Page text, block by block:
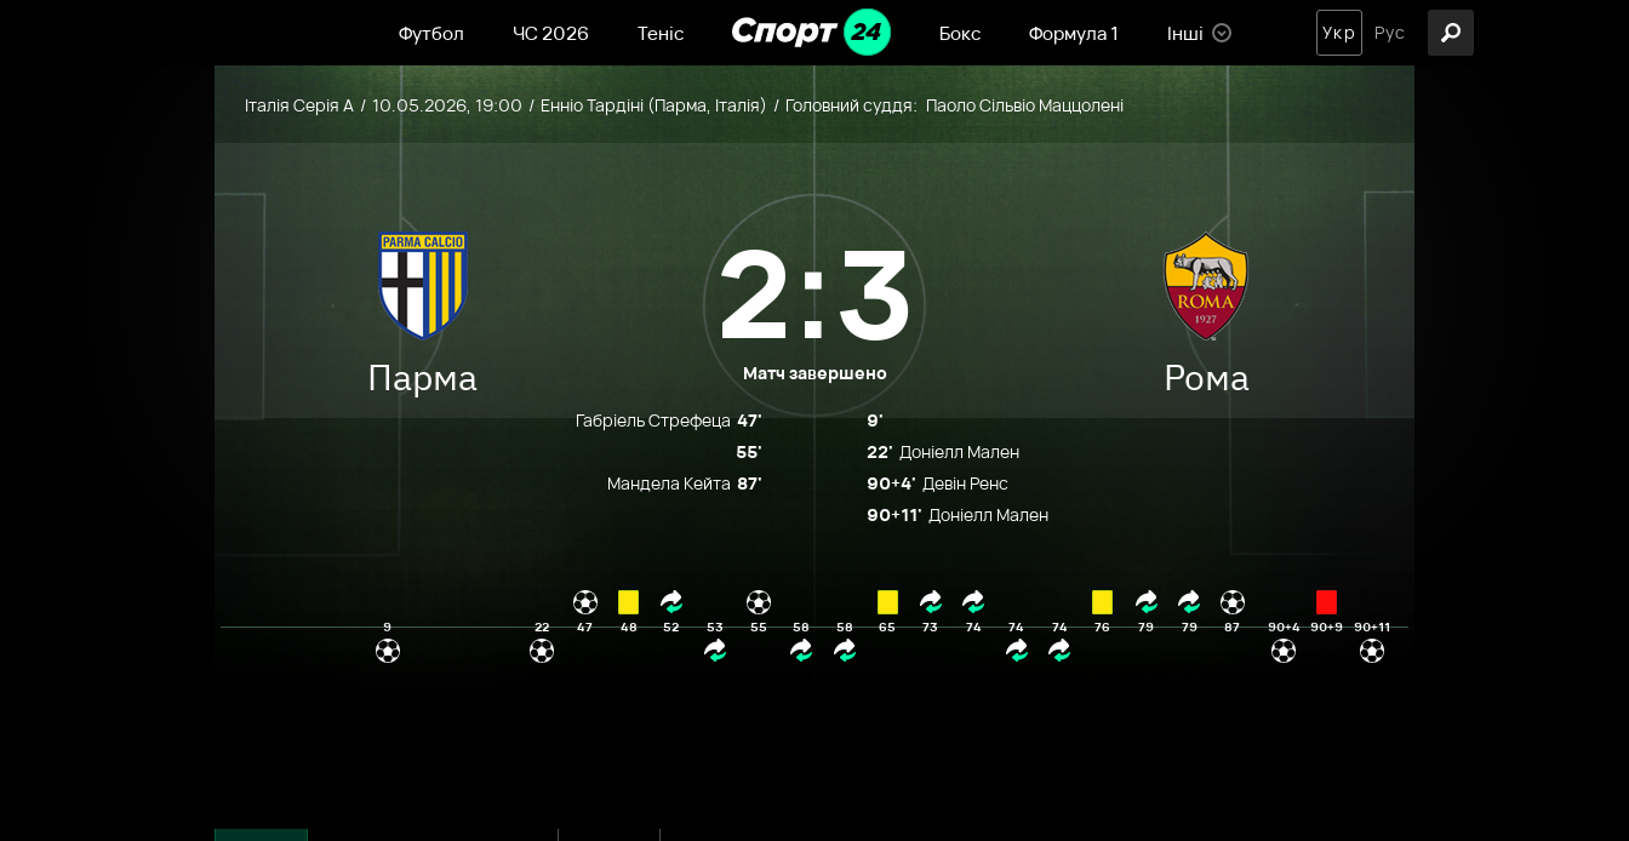
Футбол ЧС 2026 Теніс Бокс Формула 1 Інші Укр Рус
Італія Серія А 10.05.2026, 19:00 Енніо Тардіні (Парма, Італія) Головний суддя: Паоло Сільвіо Маццолені
Парма
2:3
Матч завершено Рома
Габріель Стрефеца 47'
55'
Мандела Кейта 87'
9'
Доніелл Мален
22'
Девін Ренс
90+4'
Доніелл Мален
90+11'
9 22 47 48 52 53 55 58 58 65 73 74 74 74 76 79 79 87 90+4 90+9 90+11